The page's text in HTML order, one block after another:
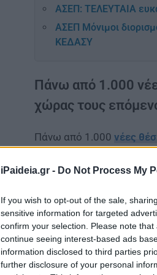
iPaideia.gr - Do Not Process My
If you wish to opt-out of the sale,
sensitive information for targeted
confirm your selection. Please note
continue seeing interest-based ads
information disclosed to third parties
further disclosure of your personal
ΑΣΕΠ: ΤΕΛΕΥΤΑΙΑ
ΑΣΕΠ Μόνιμοι
ΚΕΔΑΣΥ
Πάνω από 1.000
χώρας τους
Πάνω από 1.000 νέες
μήνες, ενώ περίπου
κλάδο της Παιδείας.
εκπαίδευσης και